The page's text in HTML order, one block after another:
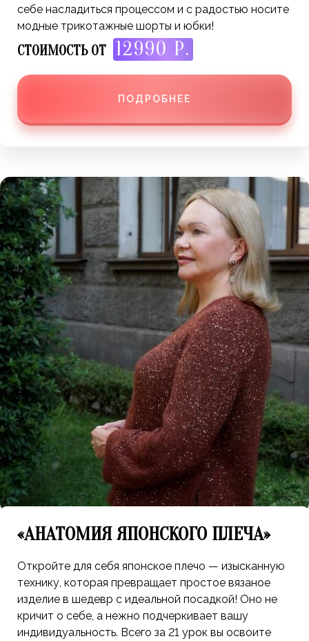
себе насладиться процессом и с радостью носите
модные трикотажные шорты и юбки!
СТОИМОСТЬ ОТ 12990 Р.
ПОДРОБНЕЕ
«АНАТОМИЯ ЯПОНСКОГО ПЛЕЧА»
Откройте для себя японское плечо — изысканную
технику, которая превращает простое вязаное
изделие в шедевр с идеальной посадкой! Оно не
кричит о себе, а нежно подчеркивает вашу
индивидуальность. Всего за 21 урок вы освоите